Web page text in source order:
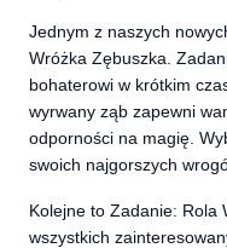
Jednym z naszych
Wróżka Zębuszka.
bohaterowi w krótkim
wyrwany ząb zapewni
odporności na magię.
swoich najgorszych
Kolejne to Zadanie: Rola
wszystkich